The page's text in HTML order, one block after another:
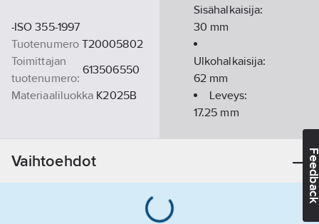
-ISO 355-1997
Tuotenumero T20005802
Toimittajan
tuotenumero:
613506550
Materiaaliluokka K2025B
Sisähalkaisija:
30 mm
Ulkohalkaisija:
62 mm
Leveys:
17.25 mm
Vaihtoehdot